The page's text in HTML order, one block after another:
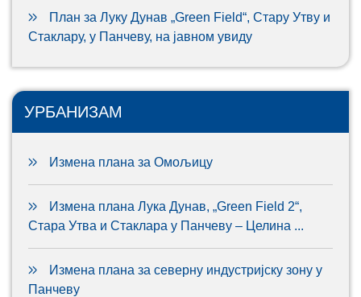
План за Луку Дунав „Green Field“, Стару Утву и
Стаклару, у Панчеву, на јавном увиду
УРБАНИЗАМ
Измена плана за Омољицу
Измена плана Лука Дунав, „Green Field 2“,
Стара Утва и Стаклара у Панчеву – Целина ...
Измена плана за северну индустријску зону у
Панчеву